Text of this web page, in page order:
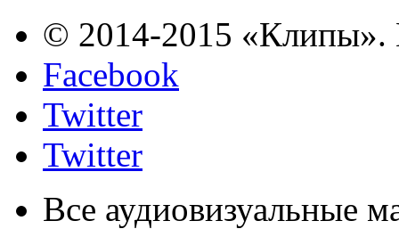
© 2014-2015 «Клипы».
Facebook
Twitter
Twitter
Все аудиовизуальные